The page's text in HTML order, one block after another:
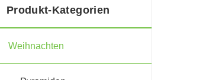
Produkt-Kategorien
Weihnachten